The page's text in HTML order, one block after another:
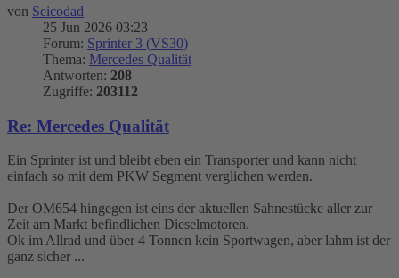
von Seicodad
25 Jun 2026 03:23
Forum: Sprinter 3 (VS30)
Thema: Mercedes Qualität
Antworten: 208
Zugriffe: 203112
Re: Mercedes Qualität
Ein Sprinter ist und bleibt eben ein Transporter und kann nicht
einfach so mit dem PKW Segment verglichen werden.
Der OM654 hingegen ist eins der aktuellen Sahnestücke aller zur
Zeit am Markt befindlichen Dieselmotoren.
Ok im Allrad und über 4 Tonnen kein Sportwagen, aber lahm ist der
ganz sicher ...